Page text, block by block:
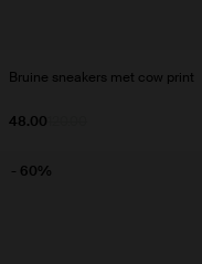
Bruine sneakers met cow print
48.00
- 60%